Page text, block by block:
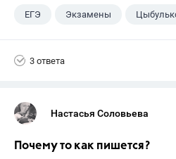
ЕГЭ Экзамены
3 ответа
Настасья Соловьева
Почему то как пишется?